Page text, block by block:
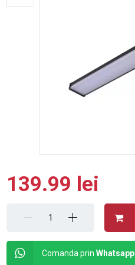
139.99 lei
Comanda prinWhatsapp